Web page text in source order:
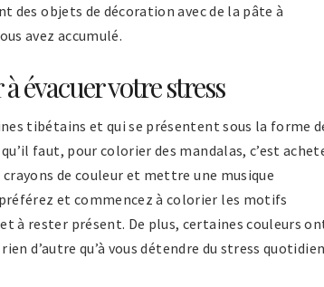
objets de décoration avec de la pâte à
avez accumulé.
évacuer votre stress
tibétains et qui se présentent sous la forme
faut, pour colorier des mandalas, c’est
de couleur et mettre une musique
et commencez à colorier les motifs
à rester présent. De plus, certaines couleurs
d’autre qu’à vous détendre du stress